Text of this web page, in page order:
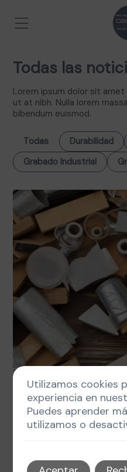
Todas las
Lorem ipsum dolor sit
ut at nibh. Nulla lorem
bibendum euismod.
Todas Durabilidad
Grabado Industrial
Autor Tags
Innovación Sostenible en
Señalización
Utilizamos cookies
experiencia en
Puedes aprender
utilizamos o